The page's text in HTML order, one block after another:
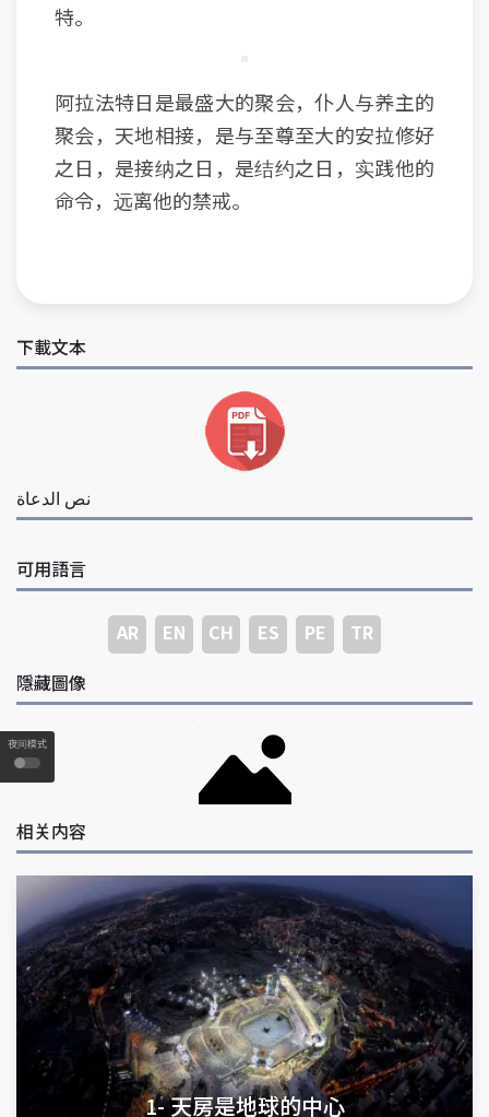
夜间模式
特。
阿拉法特日是最盛大的聚会，仆人与养主的
聚会，天地相接，是与至尊至大的安拉修好
之日，是接纳之日，是结约之日，实践他的
命令，远离他的禁戒。
下載文本
نص الدعاة
可用語言
AR EN CH ES PE
TR
隱藏圖像
相关内容
1- 天房是地球的中心